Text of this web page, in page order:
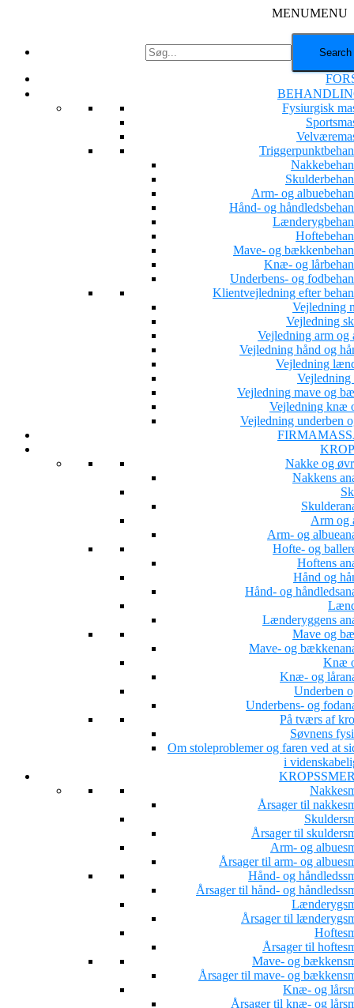
MENUMENU
Fysiurgisk
Arm- og
Hånd- og
Mave- og
Knæ- og
Underbens- og
Klientvejledning efter
Vejledning
Vejledning
Vejledning arm og
Vejledning hånd og
Vejledning
Vejledning
Vejledning mave og
Vejledning knæ
Vejledning underben
Nakke og
Nakkens
Arm og
Arm- og
Hofte- og
Hoftens
Hånd og
Hånd- og
Lænderyggens
Mave og
Mave- og
Knæ
Knæ- og
Underben
Underbens- og
På tværs af
Søvnens
Om stoleproblemer og faren ved at
i
Årsager til
Årsager til
Arm- og
Årsager til arm- og
Hånd- og
Årsager til hånd- og
Årsager til
Årsager til
Mave- og
Årsager til mave- og
Knæ- og
Årsager til knæ- og